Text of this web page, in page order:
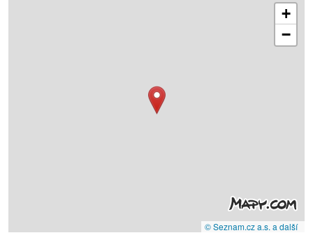
+
−
© Seznam.cz a.s. a další